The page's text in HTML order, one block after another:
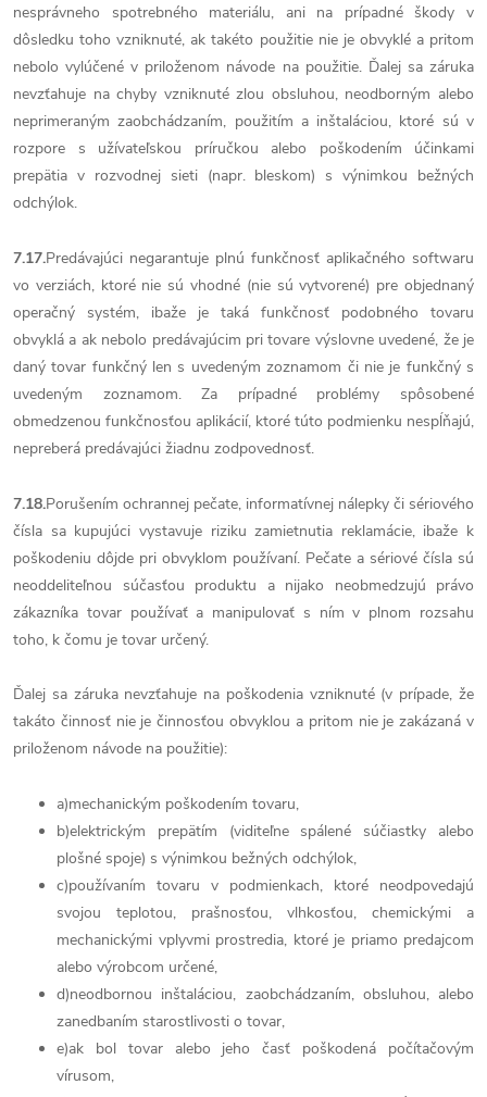
nesprávneho spotrebného materiálu, ani na prípadné škody v
dôsledku toho vzniknuté, ak takéto použitie nie je obvyklé a pritom
nebolo vylúčené v priloženom návode na použitie. Ďalej sa záruka
nevzťahuje na chyby vzniknuté zlou obsluhou, neodborným alebo
neprimeraným zaobchádzaním, použitím a inštaláciou, ktoré sú v
rozpore s užívateľskou príručkou alebo poškodením účinkami
prepätia v rozvodnej sieti (napr. bleskom) s výnimkou bežných
odchýlok.
7.17.Predávajúci negarantuje plnú funkčnosť aplikačného softwaru
vo verziách, ktoré nie sú vhodné (nie sú vytvorené) pre objednaný
operačný systém, ibaže je taká funkčnosť podobného tovaru
obvyklá a ak nebolo predávajúcim pri tovare výslovne uvedené, že je
daný tovar funkčný len s uvedeným zoznamom či nie je funkčný s
uvedeným zoznamom. Za prípadné problémy spôsobené
obmedzenou funkčnosťou aplikácií, ktoré túto podmienku nespĺňajú,
nepreberá predávajúci žiadnu zodpovednosť.
7.18.Porušením ochrannej pečate, informatívnej nálepky či sériového
čísla sa kupujúci vystavuje riziku zamietnutia reklamácie, ibaže k
poškodeniu dôjde pri obvyklom používaní. Pečate a sériové čísla sú
neoddeliteľnou súčasťou produktu a nijako neobmedzujú právo
zákazníka tovar používať a manipulovať s ním v plnom rozsahu
toho, k čomu je tovar určený.
Ďalej sa záruka nevzťahuje na poškodenia vzniknuté (v prípade, že
takáto činnosť nie je činnosťou obvyklou a pritom nie je zakázaná v
priloženom návode na použitie):
a)mechanickým poškodením tovaru,
b)elektrickým prepätím (viditeľne spálené súčiastky alebo
plošné spoje) s výnimkou bežných odchýlok,
c)používaním tovaru v podmienkach, ktoré neodpovedajú
svojou teplotou, prašnosťou, vlhkosťou, chemickými a
mechanickými vplyvmi prostredia, ktoré je priamo predajcom
alebo výrobcom určené,
d)neodbornou inštaláciou, zaobchádzaním, obsluhou, alebo
zanedbaním starostlivosti o tovar,
e)ak bol tovar alebo jeho časť poškodená počítačovým
vírusom,